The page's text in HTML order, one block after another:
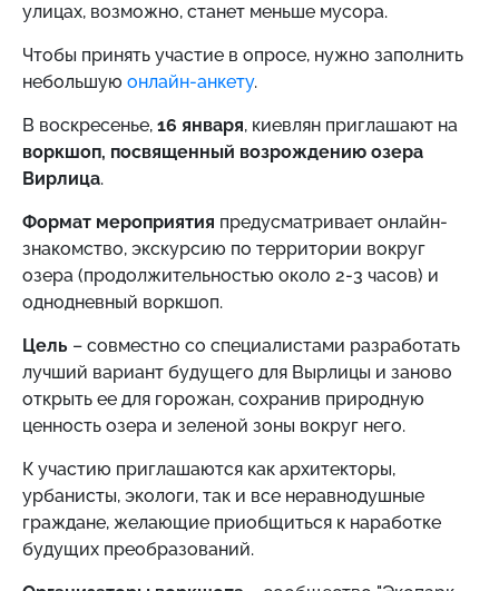
улицах, возможно, станет меньше мусора.
Чтобы принять участие в опросе, нужно заполнить
небольшую онлайн-анкету.
В воскресенье, 16 января, киевлян приглашают на
воркшоп, посвященный возрождению озера
Вирлица.
Формат мероприятия предусматривает онлайн-
знакомство, экскурсию по территории вокруг
озера (продолжительностью около 2-3 часов) и
однодневный воркшоп.
Цель – совместно со специалистами разработать
лучший вариант будущего для Вырлицы и заново
открыть ее для горожан, сохранив природную
ценность озера и зеленой зоны вокруг него.
К участию приглашаются как архитекторы,
урбанисты, экологи, так и все неравнодушные
граждане, желающие приобщиться к наработке
будущих преобразований.